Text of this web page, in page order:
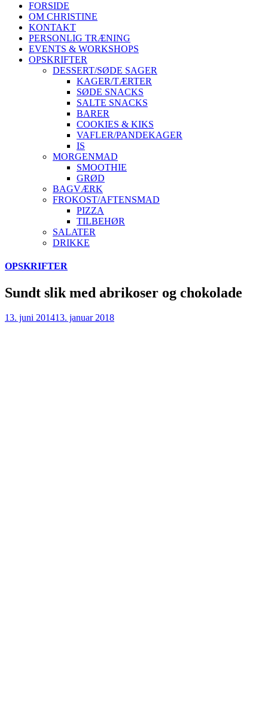
FORSIDE
OM CHRISTINE
KONTAKT
PERSONLIG TRÆNING
EVENTS & WORKSHOPS
OPSKRIFTER
DESSERT/SØDE SAGER
KAGER/TÆRTER
SØDE SNACKS
SALTE SNACKS
BARER
COOKIES & KIKS
VAFLER/PANDEKAGER
IS
MORGENMAD
SMOOTHIE
GRØD
BAGVÆRK
FROKOST/AFTENSMAD
PIZZA
TILBEHØR
SALATER
DRIKKE
Skip
content
OPSKRIFTER
Sundt slik med abrikoser og chokolade
13. juni 201413. januar 2018